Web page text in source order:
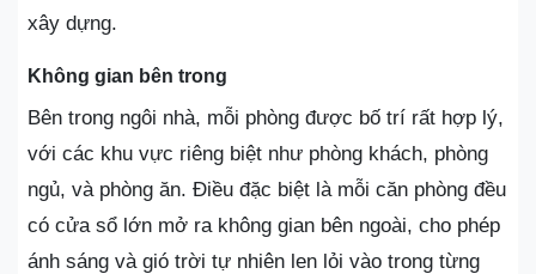
xây dựng.
Không gian bên trong
Bên trong ngôi nhà, mỗi phòng được bố trí rất hợp lý,
với các khu vực riêng biệt như phòng khách, phòng
ngủ, và phòng ăn. Điều đặc biệt là mỗi căn phòng đều
có cửa sổ lớn mở ra không gian bên ngoài, cho phép
ánh sáng và gió trời tự nhiên len lỏi vào trong từng